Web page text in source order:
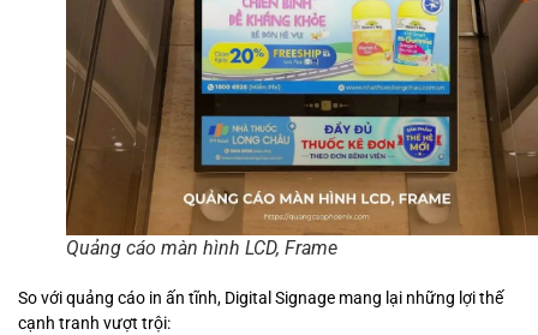
Quảng cáo màn hình LCD, Frame
So với quảng cáo in ấn tĩnh, Digital Signage mang lại những lợi thế
cạnh tranh vượt trội: